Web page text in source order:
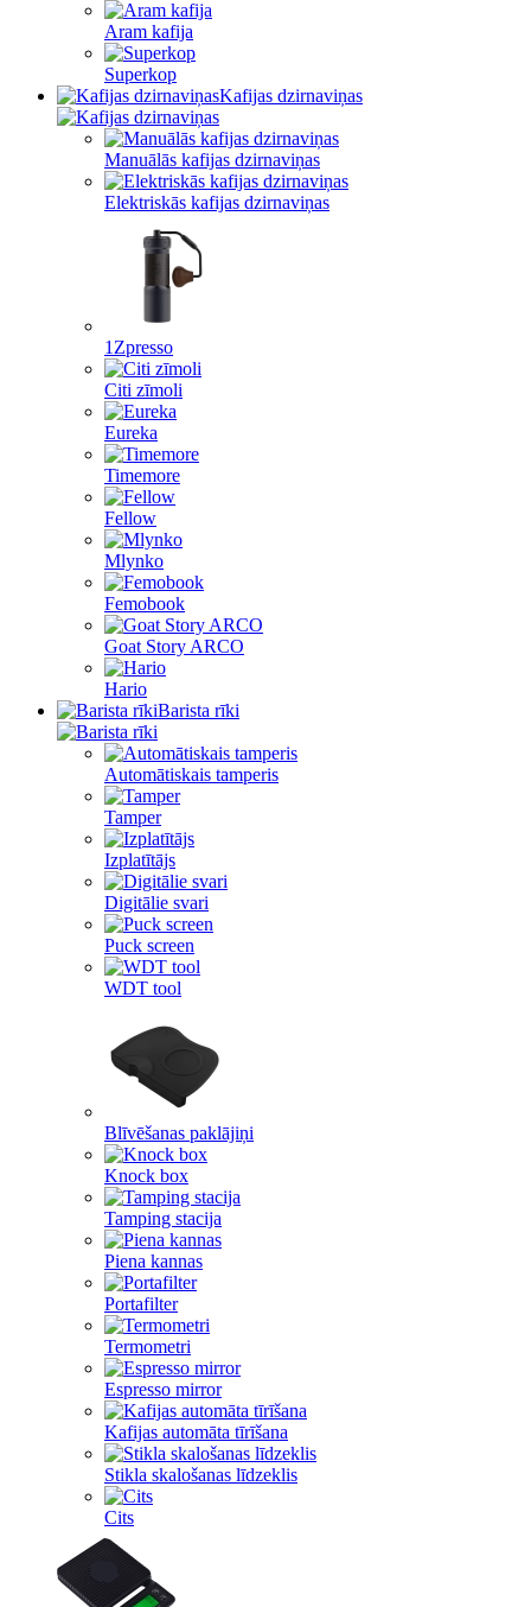
Aram kafija
Superkop
Kafijas dzirnaviņas
Manuālās kafijas dzirnaviņas
Elektriskās kafijas dzirnaviņas
1Zpresso
Citi zīmoli
Eureka
Timemore
Fellow
Mlynko
Femobook
Goat Story ARCO
Hario
Barista rīki
Automātiskais tamperis
Tamper
Izplatītājs
Digitālie svari
Puck screen
WDT tool
Blīvēšanas paklājiņi
Knock box
Tamping stacija
Piena kannas
Portafilter
Termometri
Espresso mirror
Kafijas automāta tīrīšana
Stikla skalošanas līdzeklis
Cits